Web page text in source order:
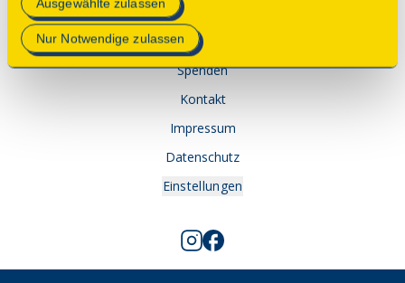
Datenschutzerklärung.
Ausgewählte zulassen
Nur Notwendige zulassen
© 2025 Deutsche Stiftung Denkmalschutz • Schlegelstraße
1 • 53113 Bonn
Spenden
Kontakt
Impressum
Datenschutz
Einstellungen